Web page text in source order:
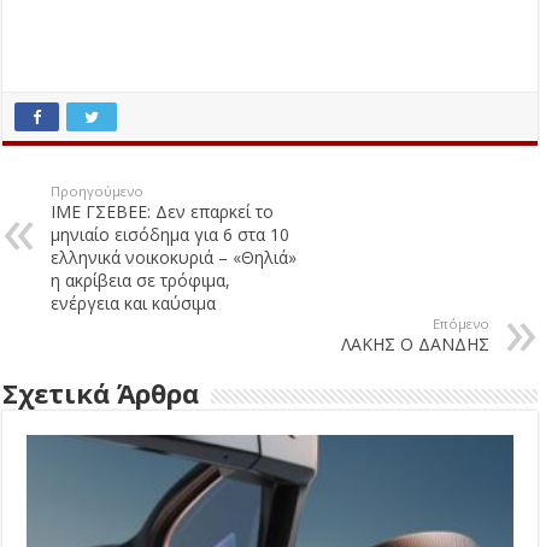
Προηγούμενο
ΙΜΕ ΓΣΕΒΕΕ: Δεν επαρκεί το
μηνιαίο εισόδημα για 6 στα 10
ελληνικά νοικοκυριά – «Θηλιά»
η ακρίβεια σε τρόφιμα,
ενέργεια και καύσιμα
Επόμενο
ΛΑΚΗΣ Ο ΔΑΝΔΗΣ
Σχετικά Άρθρα